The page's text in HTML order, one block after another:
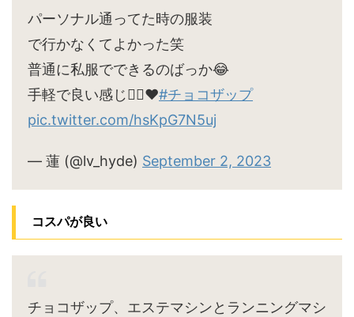
パーソナル通ってた時の服装
で行かなくてよかった笑
普通に私服でできるのばっか😂
手軽で良い感じ🙆‍♀️♥#チョコザップ
pic.twitter.com/hsKpG7N5uj
— 蓮 (@lv_hyde) September 2, 2023
コスパが良い
チョコザップ、エステマシンとランニングマシ